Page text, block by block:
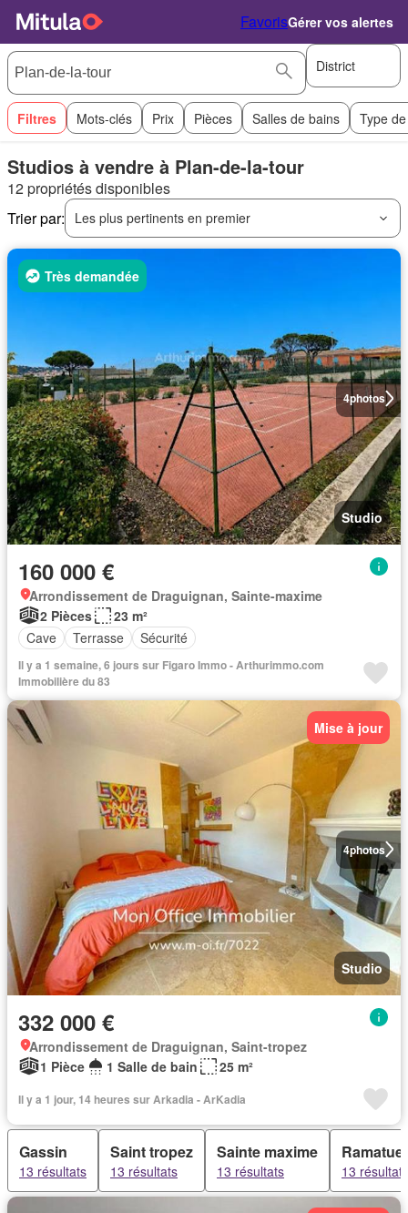
FavorisGérer vos alertes
District
Filtres Mots-clés Prix Pièces Salles de bains Type
Studios à vendre à Plan-de-la-tour
12 propriétés disponibles
Trier par:
Les plus pertinents en premier
4photos
Très demandée
Studio
160 000 €
Arrondissement de Draguignan, Sainte-maxime
2 Pièces
23 m²
Cave
Terrasse Sécurité
Il y a 1 semaine, 6 jours sur Figaro Immo - Arthurimmo.com
Immobilière du 83
4photos
Mise à jour
Studio
332 000 €
Arrondissement de Draguignan, Saint-tropez
1 Pièce
1 Salle de bain 25 m²
Il y a 1 jour, 14 heures sur Arkadia - ArKadia
Gassin
13 résultats
Saint tropez
13 résultats
Sainte maxime
13 résultats 13 résultats